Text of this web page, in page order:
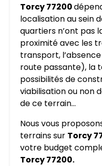
Torcy 77200
localisation au sein
quartiers n’ont pas
proximité avec les
transport,
route passante), la
possibilités de
viabilisation ou non
de ce terrain…
Nous vous
terrains sur Torcy
votre budget
Torcy 77200.